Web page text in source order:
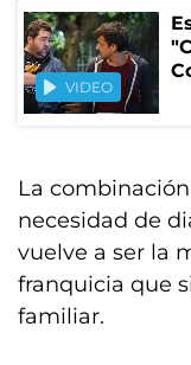
VIDEO
La
necesidad de
vuelve a ser la
franquicia que
familiar.